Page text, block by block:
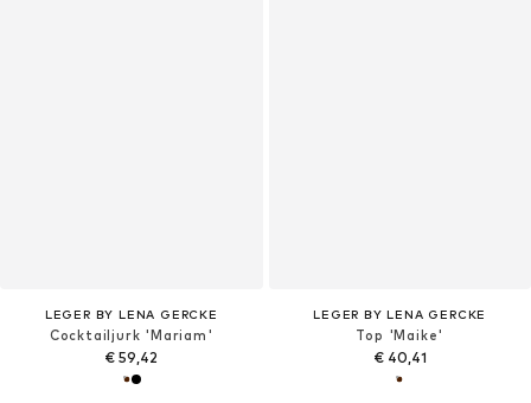
LEGER BY LENA GERCKE
Cocktailjurk 'Mariam'
€ 59,42
LEGER BY LENA GERCKE
Top 'Maike'
€ 40,41